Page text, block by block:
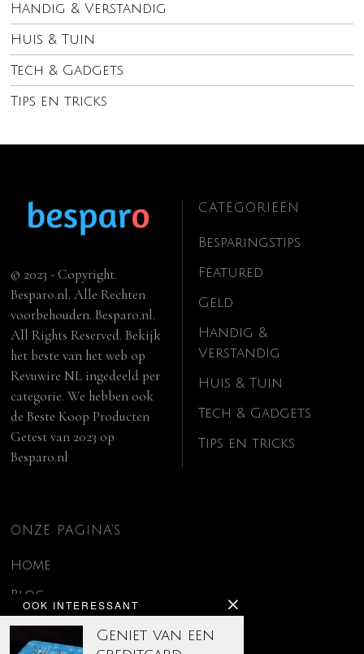
Handig & Verstandig
Huis & Tuin
Tech & Gadgets
Tips en tricks
OOK INTERESSANT
Geniet van een
© 2023 - Copyright.
Besparo.nl. Alle Rechten
voorbehouden. Besparo.nl.
All Rights Reserved. Bekijk
het beste van het web op
Revuwire NL ingedeeld per
categorie. We hebben ook
deBeste Koop Producten
Getest van 2023 op
Besparo.nl
CATEGORIEËN
Besparingstips
Featured
Geld
Handig &
Verstandig
Huis & Tuin
Tech & Gadgets
Tips en tricks
ONZE PAGINA’S
Home
Blog
Contact